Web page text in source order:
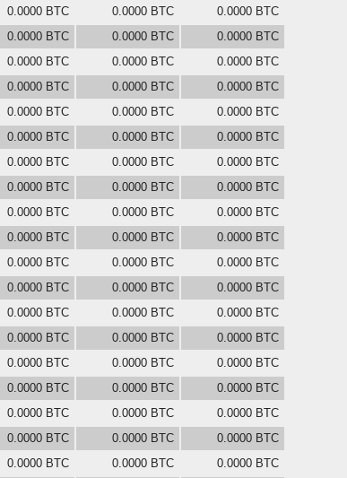
0.0000 BTC 0.0000 BTC
0.0000 BTC
0.0000 BTC 0.0000 BTC
0.0000 BTC
0.0000 BTC 0.0000 BTC
0.0000 BTC
0.0000 BTC 0.0000 BTC
0.0000 BTC
0.0000 BTC 0.0000 BTC
0.0000 BTC
0.0000 BTC 0.0000 BTC
0.0000 BTC
0.0000 BTC 0.0000 BTC
0.0000 BTC
0.0000 BTC 0.0000 BTC
0.0000 BTC
0.0000 BTC 0.0000 BTC
0.0000 BTC
0.0000 BTC 0.0000 BTC
0.0000 BTC
0.0000 BTC 0.0000 BTC
0.0000 BTC
0.0000 BTC 0.0000 BTC
0.0000 BTC
0.0000 BTC 0.0000 BTC
0.0000 BTC
0.0000 BTC 0.0000 BTC
0.0000 BTC
0.0000 BTC 0.0000 BTC
0.0000 BTC
0.0000 BTC 0.0000 BTC
0.0000 BTC
0.0000 BTC 0.0000 BTC
0.0000 BTC
0.0000 BTC 0.0000 BTC
0.0000 BTC
0.0000 BTC 0.0000 BTC
0.0000 BTC